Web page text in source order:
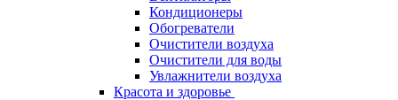
Кондиционеры
Обогреватели
Очистители воздуха
Очистители для воды
Увлажнители воздуха
Красота и здоровье